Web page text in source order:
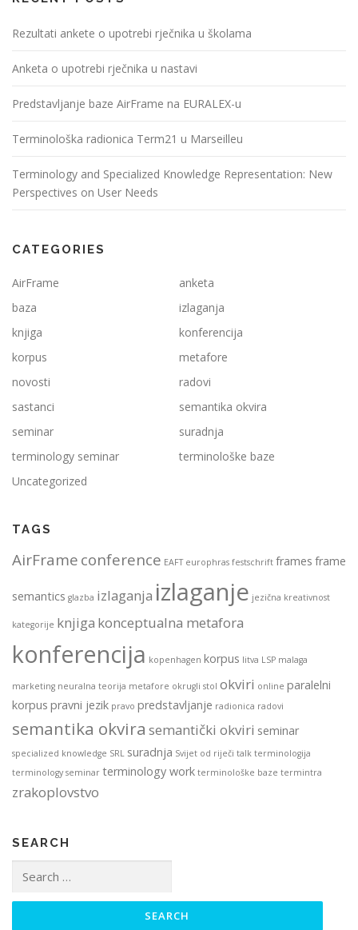
Rezultati ankete o upotrebi rječnika u školama
Anketa o upotrebi rječnika u nastavi
Predstavljanje baze AirFrame na EURALEX-u
Terminološka radionica Term21 u Marseilleu
Terminology and Specialized Knowledge Representation: New
Perspectives on User Needs
CATEGORIES
AirFrame
anketa
baza
izlaganja
knjiga
konferencija
korpus
metafore
novosti
radovi
sastanci
semantika okvira
seminar
suradnja
terminology seminar
terminološke baze
Uncategorized
TAGS
AirFrameconference EAFT europhras festschrift frames frame
semantics glazba izlaganja izlaganje jezična kreativnost
kategorije knjiga konceptualna metafora
konferencija kopenhagen korpus litva LSP malaga
marketing neuralna teorija metafore okrugli stol okviri online paralelni
korpus pravni jezik pravo predstavljanje radionica radovi
semantika okvira semantički okviri seminar
specialized knowledge SRL suradnja Svijet od riječi talk terminologija
terminology seminar terminology work terminološke baze termintra
zrakoplovstvo
SEARCH
for: